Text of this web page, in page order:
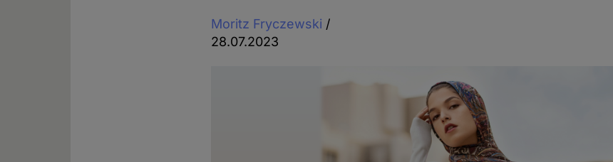
Moritz Fryczewski /
28.07.2023